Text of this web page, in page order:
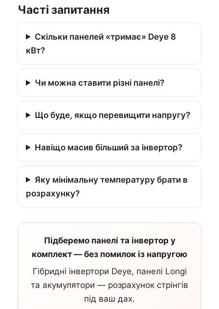
Часті запитання
Скільки панелей «тримає» Deye 8
кВт?
Чи можна ставити різні панелі?
Що буде, якщо перевищити напругу?
Навіщо масив більший за інвертор?
Яку мінімальну температуру брати в
розрахунку?
Підберемо панелі та інвертор у
комплект — без помилок із напругою
Гібридні інвертори Deye, панелі Longi
та акумулятори — розрахунок стрінгів
під ваш дах.